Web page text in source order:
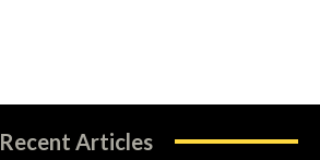
Recent Articles